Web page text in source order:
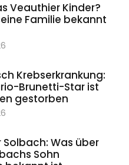
Veauthier Kinder?
Familie bekannt
Krebserkrankung:
Brunetti-Star ist
gestorben
Solbach: Was über
Sohn